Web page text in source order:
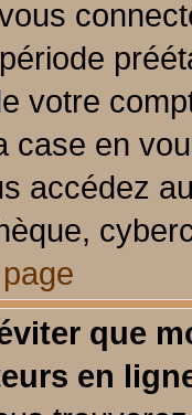
votre
case en
accédez
que
en